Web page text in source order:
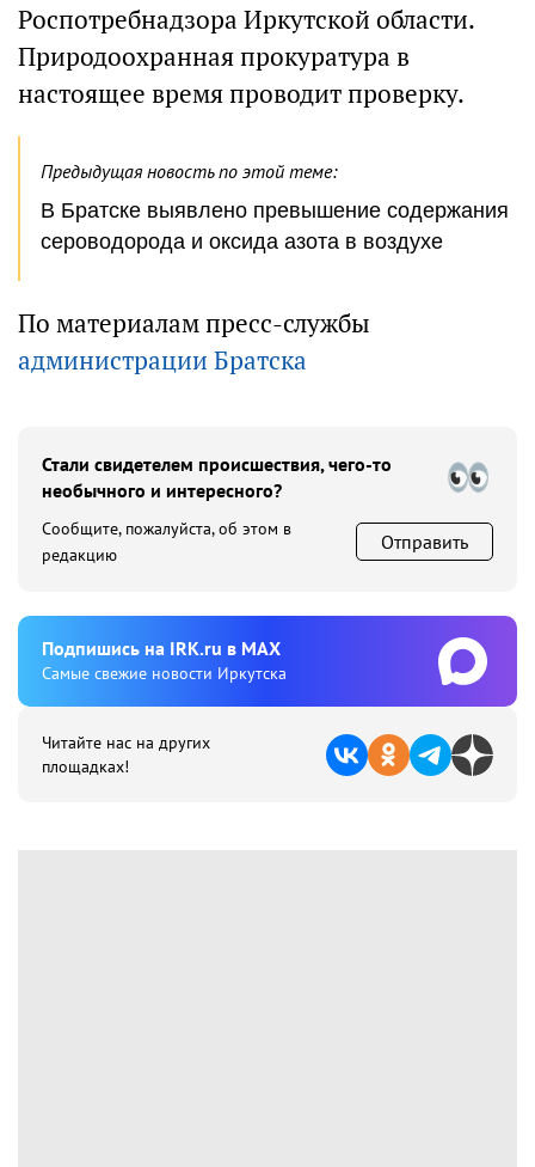
Роспотребнадзора Иркутской области.
Природоохранная прокуратура в
настоящее время проводит проверку.
Предыдущая новость по этой теме:
В Братске выявлено превышение содержания
сероводорода и оксида азота в воздухе
По материалам пресс-службы
администрации Братска
Стали свидетелем происшествия, чего-то
необычного и интересного?
Сообщите, пожалуйста, об этом в
редакцию
Отправить
Подпишиcь на IRK.ru в MAX
Cамые свежие новости Иркутска
Читайте нас на других
площадках!